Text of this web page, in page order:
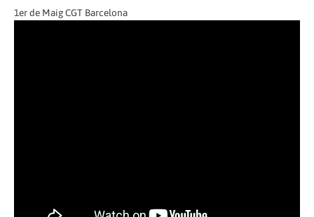
1er de Maig CGT Barcelona